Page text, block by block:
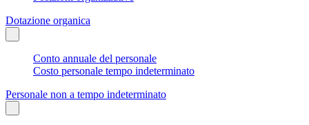
Dotazione organica
Conto annuale del personale
Costo personale tempo indeterminato
Personale non a tempo indeterminato